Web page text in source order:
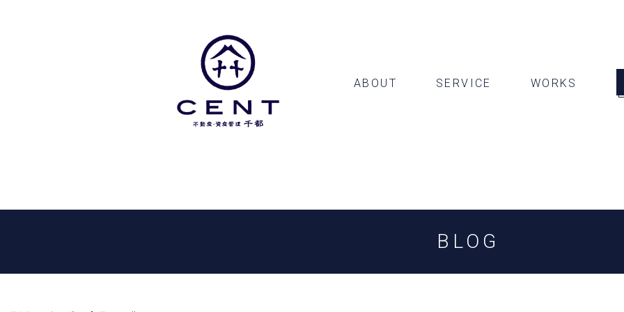
ABOUT SERVICE WORKS
BLOG